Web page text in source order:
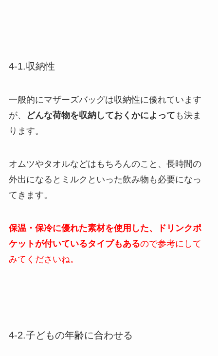
4-1.収納性
一般的にマザーズバッグは収納性に優れています
が、
どんな荷物を収納しておくかによって も決ま
ります。
オムツやタオルなどはもちろんのこと、長時間の
外出になるとミルクといった飲み物も必要になっ
てきます。
保温・保冷に優れた素材を使用した、ドリンクポ
ケットが付いているタイプもあるので参考にして
みてくださいね。
4-2.子どもの年齢に合わせる